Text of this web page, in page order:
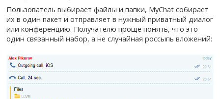
Пользователь выбирает файлы и папки, MyChat собирает
их в один пакет и отправляет в нужный приватный диалог
или конференцию. Получателю проще понять, что это
один связанный набор, а не случайная россыпь вложений: